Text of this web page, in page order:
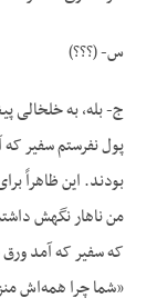
س- (؟؟؟)
ج- بله، به خلخالی
پول نفرستم سفیر
بودند. این ظاهراً
من ناهار نگهش
که سفیر که آمد
«شما چرا همه‌اش